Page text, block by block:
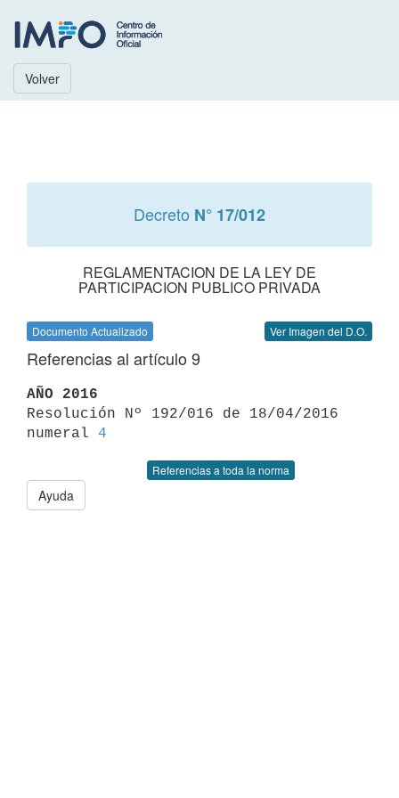
Volver
Decreto N° 17/012
REGLAMENTACION DE LA LEY DE
PARTICIPACION PUBLICO PRIVADA
Documento Actualizado Ver Imagen del D.O.
Referencias al artículo 9
AÑO 2016
Resolución Nº 192/016 de 18/04/2016
numeral 4
Referencias a toda la norma
Ayuda